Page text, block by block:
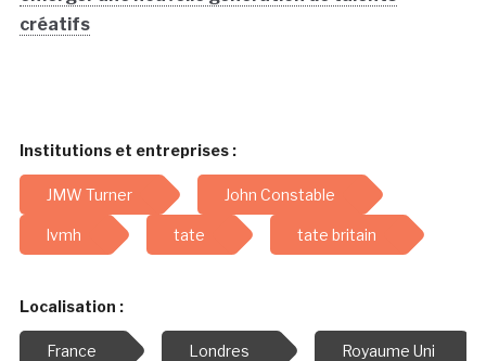
créatifs
Institutions et entreprises :
JMW Turner John Constable
lvmh tate tate britain
Localisation :
France Londres Royaume Uni